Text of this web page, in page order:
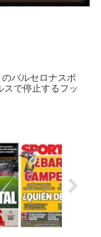
バルセロナスポ
スで停止するフッ